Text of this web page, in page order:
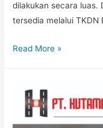
dilakukan secara luas.
tersedia melalui TKDN
Pabrik
Maluku
Utara,
Harga
Read More »